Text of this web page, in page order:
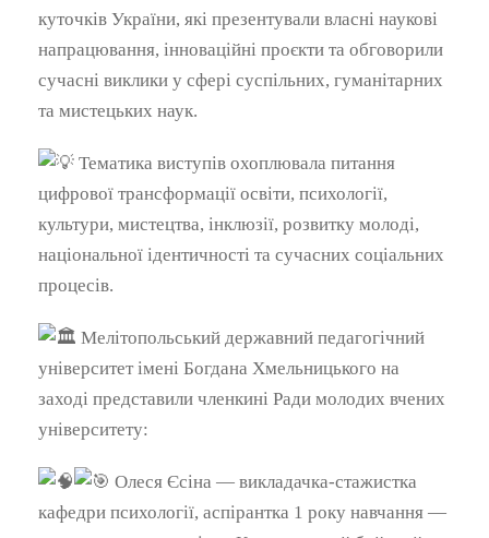
куточків України, які презентували власні наукові
напрацювання, інноваційні проєкти та обговорили
сучасні виклики у сфері суспільних, гуманітарних
та мистецьких наук.
Тематика виступів охоплювала питання
цифрової трансформації освіти, психології,
культури, мистецтва, інклюзії, розвитку молоді,
національної ідентичності та сучасних соціальних
процесів.
Мелітопольський державний педагогічний
університет імені Богдана Хмельницького на
заході представили членкині Ради молодих вчених
університету:
Олеся Єсіна — викладачка-стажистка
кафедри психології, аспірантка 1 року навчання —